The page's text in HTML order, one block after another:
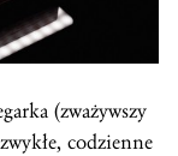
(zważywszy
codzienne